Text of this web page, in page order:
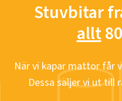
Stuvbitar
allt
När vi kapar mattor får
Dessa säljer vi ut till